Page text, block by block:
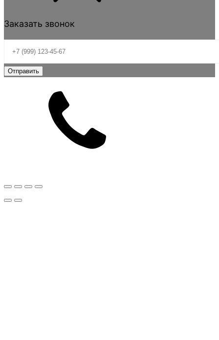
Заказать звонок